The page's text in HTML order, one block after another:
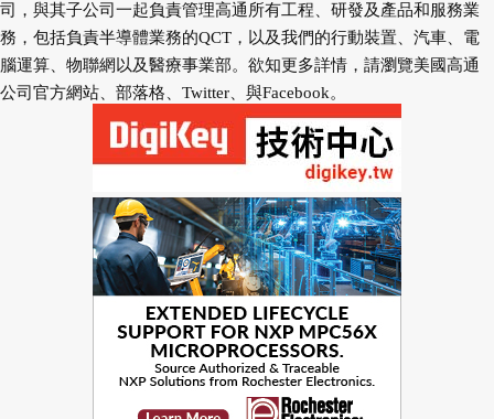
司，與其子公司一起負責管理高通所有工程、研發及產品和服務業
務，包括負責半導體業務的QCT，以及我們的行動裝置、汽車、電
腦運算、物聯網以及醫療事業部。欲知更多詳情，請瀏覽美國高通
公司官方網站、部落格、Twitter、與Facebook。